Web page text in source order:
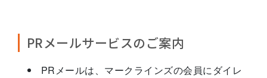
PRメールサービスのご案内
PRメールは、マークラインズの会員にダイレ